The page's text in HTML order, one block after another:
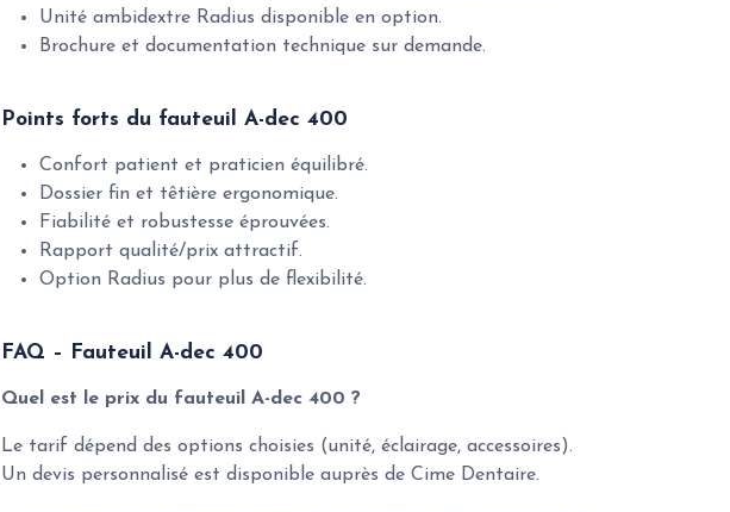
Unité ambidextre Radius disponible en option.
Brochure et documentation technique sur demande.
Points forts du fauteuil A-dec 400
Confort patient et praticien équilibré.
Dossier fin et têtière ergonomique.
Fiabilité et robustesse éprouvées.
Rapport qualité/prix attractif.
Option Radius pour plus de flexibilité.
FAQ – Fauteuil A-dec 400
Quel est le prix du fauteuil A-dec 400 ?
Le tarif dépend des options choisies (unité, éclairage, accessoires).
Un devis personnalisé est disponible auprès de Cime Dentaire.